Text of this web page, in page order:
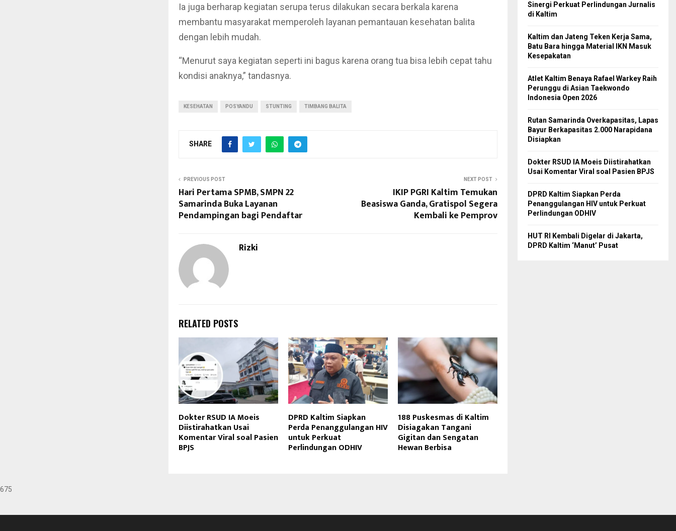
Ia juga berharap kegiatan serupa terus dilakukan secara berkala karena
membantu masyarakat memperoleh layanan pemantauan kesehatan balita
dengan lebih mudah.
“Menurut saya kegiatan seperti ini bagus karena orang tua bisa lebih cepat tahu
kondisi anaknya,” tandasnya.
KESEHATAN POSYANDU STUNTING TIMBANG BALITA
SHARE
PREVIOUS POST
Hari Pertama SPMB, SMPN 22
Samarinda Buka Layanan
Pendampingan bagi Pendaftar
NEXT POST
IKIP PGRI Kaltim Temukan
Beasiswa Ganda, Gratispol Segera
Kembali ke Pemprov
Rizki
RELATED POSTS
Dokter RSUD IA Moeis
Diistirahatkan Usai
Komentar Viral soal Pasien
BPJS
DPRD Kaltim Siapkan
Perda Penanggulangan HIV
untuk Perkuat
Perlindungan ODHIV
188 Puskesmas di Kaltim
Disiagakan Tangani
Gigitan dan Sengatan
Hewan Berbisa
Sinergi Perkuat Perlindungan Jurnalis
di Kaltim
Kaltim dan Jateng Teken Kerja Sama,
Batu Bara hingga Material IKN Masuk
Kesepakatan
Atlet Kaltim Benaya Rafael Warkey Raih
Perunggu di Asian Taekwondo
Indonesia Open 2026
Rutan Samarinda Overkapasitas, Lapas
Bayur Berkapasitas 2.000 Narapidana
Disiapkan
Dokter RSUD IA Moeis Diistirahatkan
Usai Komentar Viral soal Pasien BPJS
DPRD Kaltim Siapkan Perda
Penanggulangan HIV untuk Perkuat
Perlindungan ODHIV
HUT RI Kembali Digelar di Jakarta,
DPRD Kaltim ‘Manut’ Pusat
675